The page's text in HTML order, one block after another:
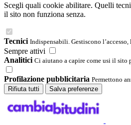
Scegli quali cookie abilitare. Quelli
il sito non funziona senza.
Tecnici Indispensabili. Gestiscono l’accesso,
Sempre attivi
Analitici Ci aiutano a capire come usi il sito
Profilazione pubblicitaria Permettono
Rifiuta tutti
Salva preferenze